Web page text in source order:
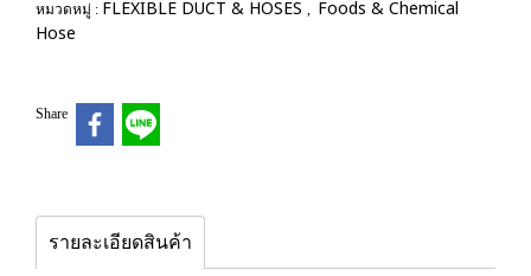
หมวดหมู่ : FLEXIBLE DUCT & HOSES , Foods & Chemical
Hose
Share
รายละเอียดสินค้า